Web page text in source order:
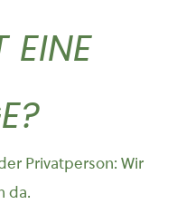
EINE
Privatperson: Wir
da.